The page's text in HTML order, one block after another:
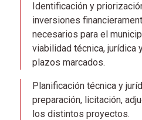
Identificación y
inversiones
necesarios para el
viabilidad técnica, jurídica
plazos marcados.
Planificación técnica y
preparación, licitación,
los distintos proyectos.